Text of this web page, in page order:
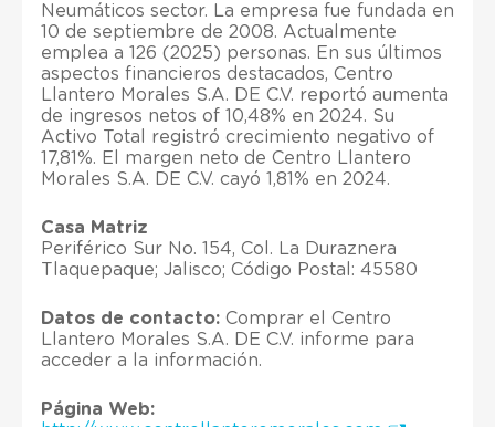
Neumáticos sector. La empresa fue fundada en
10 de septiembre de 2008. Actualmente
emplea a 126 (2025) personas. En sus últimos
aspectos financieros destacados, Centro
Llantero Morales S.A. DE C.V. reportó aumenta
de ingresos netos of 10,48% en 2024. Su
Activo Total registró crecimiento negativo of
17,81%. El margen neto de Centro Llantero
Morales S.A. DE C.V. cayó 1,81% en 2024.
Casa Matriz
Periférico Sur No. 154, Col. La Duraznera
Tlaquepaque; Jalisco; Código Postal: 45580
Datos de contacto: Comprar el Centro
Llantero Morales S.A. DE C.V. informe para
acceder a la información.
Página Web: